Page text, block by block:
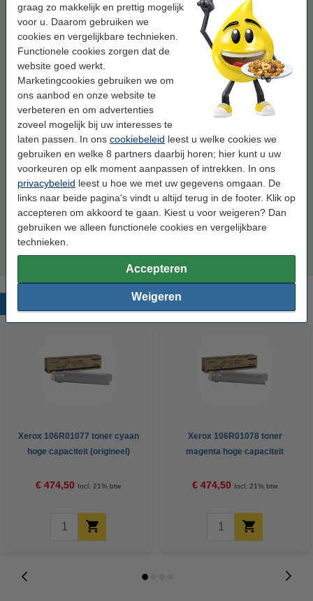
graag zo makkelijk en prettig mogelijk
voor u. Daarom gebruiken we
cookies en vergelijkbare technieken.
Functionele cookies zorgen dat de
website goed werkt.
Marketingcookies gebruiken we om
ons aanbod en onze website te
verbeteren en om advertenties
zoveel mogelijk bij uw interesses te
laten passen. In ons cookiebeleid leest u welke cookies we
gebruiken en welke 8 partners daarbij horen; hier kunt u uw
voorkeuren op elk moment aanpassen of intrekken. In ons
privacybeleid leest u hoe we met uw gegevens omgaan. De
links naar beide pagina's vindt u altijd terug in de footer. Klik op
accepteren om akkoord te gaan. Kiest u voor weigeren? Dan
gebruiken we alleen functionele cookies en vergelijkbare
technieken.
Accepteren
Weigeren
€ 102,50
Magenta meebestellen
Xerox 106R01151 toner magenta (123inkt
huismerk)
Geel meebestellen
Xerox 106R01152 toner geel (123inkt
huismerk)
€ 102,50
Tip: papier meebestellen
123inkt kopieerpapier 1 doos van 2.500 vel A4 -
80 grams FSC® Mix Credit
Populaire producten
Xerox 106R01077 toner cyaan
hoge capaciteit (origineel)
€ 474,50 Incl. 21% btw
Xerox 106R01078 toner
magenta hoge capaciteit
€ 474,50 Incl. 21% btw